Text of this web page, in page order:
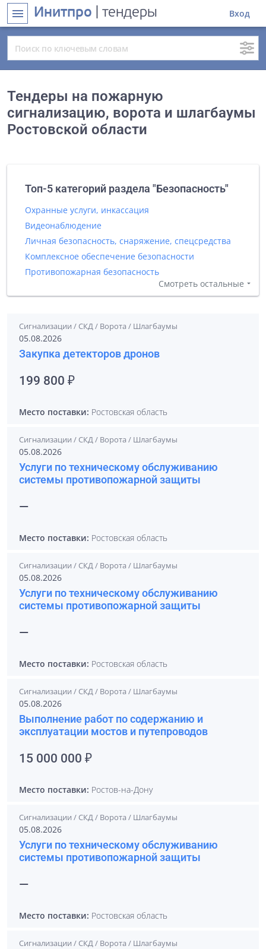
menu Инитпро | тендеры Вход
Тендеры на пожарную
сигнализацию, ворота и шлагбаумы
Ростовской области
Топ-5 категорий раздела "Безопасность"
Охранные услуги, инкассация
Видеонаблюдение
Личная безопасность, снаряжение, спецсредства
Комплексное обеспечение безопасности
Противопожарная безопасность
Смотреть остальные
Сигнализации / СКД / Ворота / Шлагбаумы
05.08.2026
Закупка детекторов дронов
199 800 ₽
Место поставки: Ростовская область
Сигнализации / СКД / Ворота / Шлагбаумы
05.08.2026
Услуги по техническому обслуживанию
системы противопожарной защиты
—
Место поставки: Ростовская область
Сигнализации / СКД / Ворота / Шлагбаумы
05.08.2026
Услуги по техническому обслуживанию
системы противопожарной защиты
—
Место поставки: Ростовская область
Сигнализации / СКД / Ворота / Шлагбаумы
05.08.2026
Выполнение работ по содержанию и
эксплуатации мостов и путепроводов
15 000 000 ₽
Место поставки: Ростов-на-Дону
Сигнализации / СКД / Ворота / Шлагбаумы
05.08.2026
Услуги по техническому обслуживанию
системы противопожарной защиты
—
Место поставки: Ростовская область
Сигнализации / СКД / Ворота / Шлагбаумы